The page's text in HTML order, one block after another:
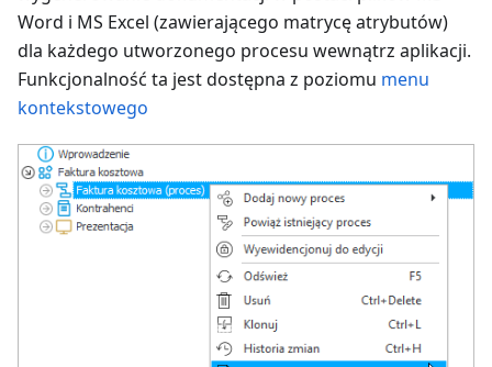
Word i MS Excel (zawierającego matrycę atrybutów)
dla każdego utworzonego procesu wewnątrz aplikacji.
Funkcjonalność ta jest dostępna z poziomu menu
kontekstowego